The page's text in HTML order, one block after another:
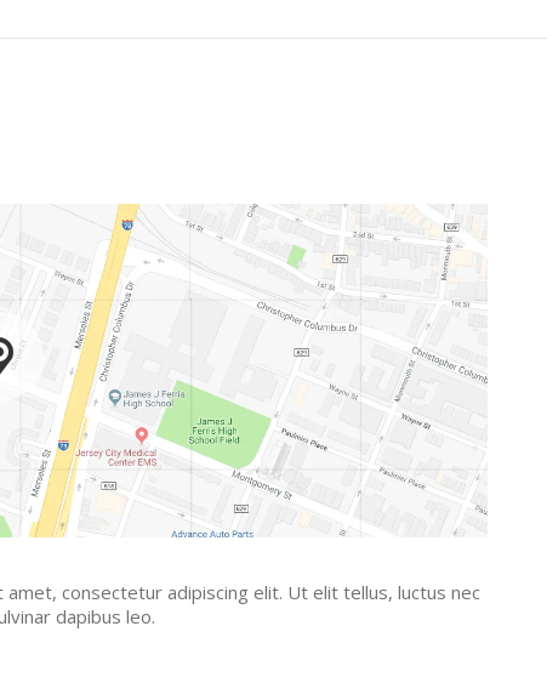
consectetur adipiscing elit. Ut elit tellus, luctus nec
dapibus leo.